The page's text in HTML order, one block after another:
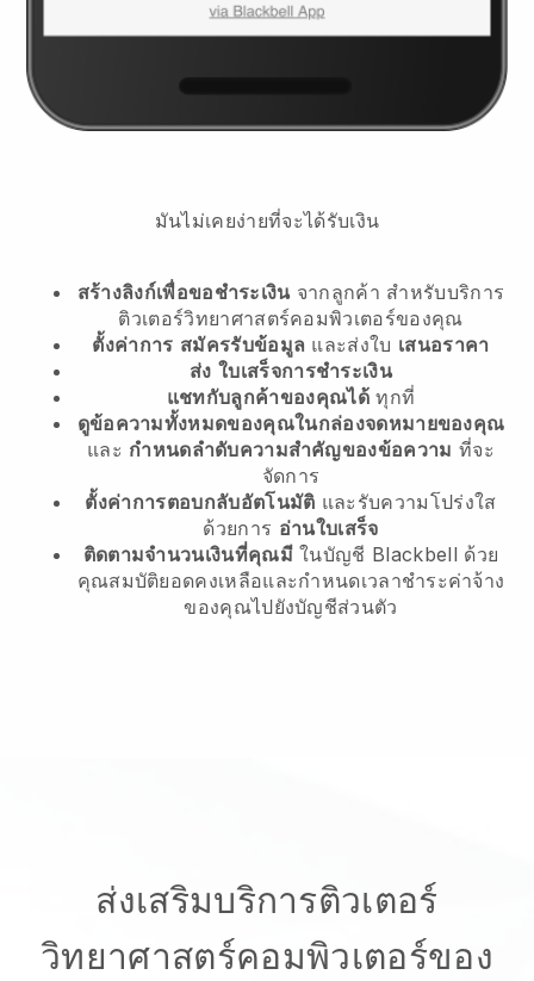
มันไม่เคยง่ายที่จะได้รับเงิน
สร้างลิงก์เพื่อขอชำระเงินจากลูกค้า สำหรับบริการ
ติวเตอร์วิทยาศาสตร์คอมพิวเตอร์ของคุณ
ตั้งค่าการ สมัครรับข้อมูล และส่งใบ เสนอราคา
ส่ง ใบเสร็จการชำระเงิน
แชทกับลูกค้าของคุณได้ทุกที่
ดูข้อความทั้งหมดของคุณในกล่องจดหมายของคุณ
และ กำหนดลำดับความสำคัญของข้อความ ที่จะ
จัดการ
ตั้งค่าการตอบกลับอัตโนมัติ และรับความโปร่งใส
ด้วยการ อ่านใบเสร็จ
ติดตามจำนวนเงินที่คุณมีในบัญชี Blackbell ด้วย
คุณสมบัติยอดคงเหลือและกำหนดเวลาชำระค่าจ้าง
ของคุณไปยังบัญชีส่วนตัว
ส่งเสริมบริการติวเตอร์
วิทยาศาสตร์คอมพิวเตอร์ของ